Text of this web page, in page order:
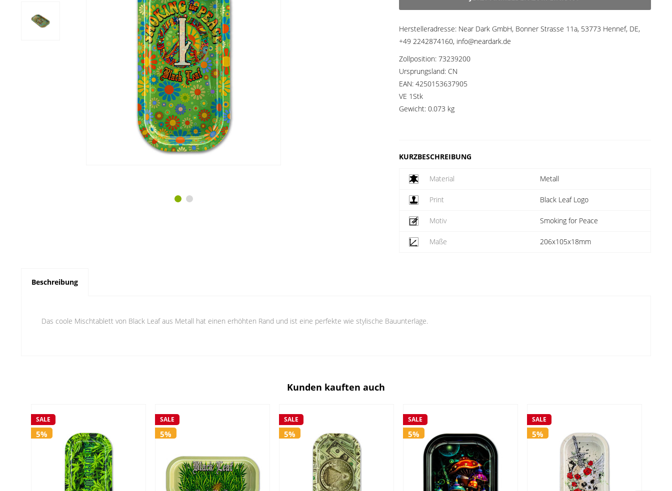
Herstelleradresse: Near Dark GmbH, Bonner Strasse 11a, 53773 Hennef, DE,
+49 2242874160, info@neardark.de
Zollposition: 73239200
Ursprungsland: CN
EAN: 4250153637905
VE 1Stk
Gewicht: 0.073 kg
KURZBESCHREIBUNG
Material Metall
Print Black Leaf Logo
Motiv Smoking for Peace
Maße 206x105x18mm
Beschreibung
Das coole Mischtablett von Black Leaf aus Metall hat einen erhöhten Rand und ist eine perfekte wie stylische Bauunterlage.
Kunden kauften auch
SALE
5%
SALE
5%
SALE
5%
SALE
5%
SALE
5%